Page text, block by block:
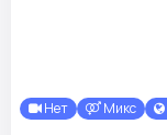
Нет Микс